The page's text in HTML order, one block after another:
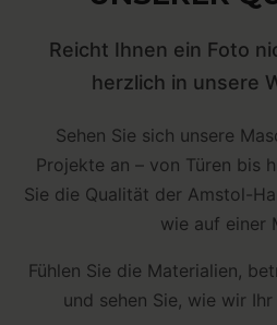
Reicht Ihnen ein Foto
herzlich in unsere
Sehen Sie sich unsere
Projekte an – von Türen bis
Sie die Qualität der Amstol-
wie auf einer
Fühlen Sie die Materialien,
und sehen Sie, wie wir